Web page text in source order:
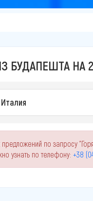
БУДАПЕШТА НА
Италия
по запросу
узнать по телефону: +38